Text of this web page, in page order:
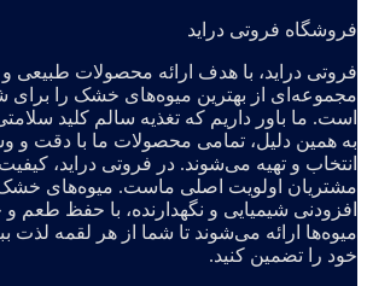
فروشگاه فروتی دراید
فروتی دراید، با هدف ارائه محصولات طبیعی
مجموعه‌ای از بهترین میوه‌های خشک را برای
است. ما باور داریم که تغذیه سالم کلید
به همین دلیل، تمامی محصولات ما با دقت و
انتخاب و تهیه می‌شوند. در فروتی دراید،
مشتریان اولویت اصلی ماست. میوه‌های خشک
افزودنی شیمیایی و نگهدارنده، با حفظ طعم
میوه‌ها ارائه می‌شوند تا شما از هر لقمه لذت
خود را تضمین کنید.